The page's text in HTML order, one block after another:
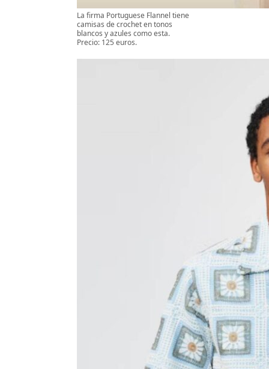
La firma Portuguese Flannel tiene
camisas de crochet en tonos
blancos y azules como esta.
Precio: 125 euros.